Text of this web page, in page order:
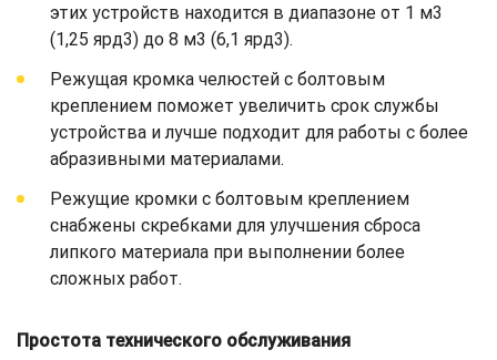
этих устройств находится в диапазоне от 1 м3
(1,25 ярд3) до 8 м3 (6,1 ярд3).
Режущая кромка челюстей с болтовым
креплением поможет увеличить срок службы
устройства и лучше подходит для работы с более
абразивными материалами.
Режущие кромки с болтовым креплением
снабжены скребками для улучшения сброса
липкого материала при выполнении более
сложных работ.
Простота технического обслуживания